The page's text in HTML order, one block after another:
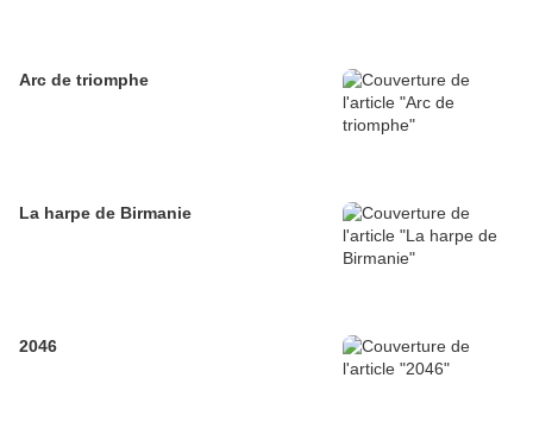
Arc de triomphe
La harpe de Birmanie
2046